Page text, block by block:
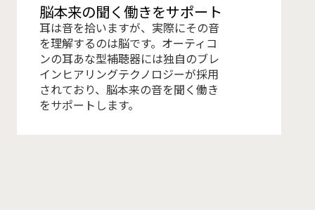
脳本来の聞く働きをサポート
耳は音を拾いますが、実際にその音
を理解するのは脳です。オーティコ
ンの耳あな型補聴器には独自のブレ
インヒアリングテクノロジーが採用
されており、脳本来の音を聞く働き
をサポートします。